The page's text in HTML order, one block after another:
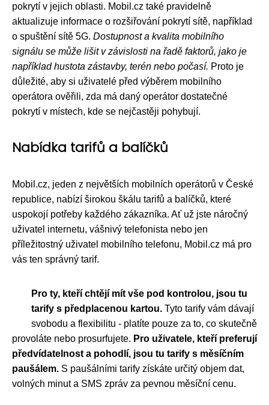
pokrytí v jejich oblasti. Mobil.cz také pravidelně
aktualizuje informace o rozšiřování pokrytí sítě, například
o spuštění sítě 5G. Dostupnost a kvalita mobilního
signálu se může lišit v závislosti na řadě faktorů, jako je
například hustota zástavby, terén nebo počasí. Proto je
důležité, aby si uživatelé před výběrem mobilního
operátora ověřili, zda má daný operátor dostatečné
pokrytí v místech, kde se nejčastěji pohybují.
Nabídka tarifů a balíčků
Mobil.cz, jeden z největších mobilních operátorů v České
republice, nabízí širokou škálu tarifů a balíčků, které
uspokojí potřeby každého zákazníka. Ať už jste náročný
uživatel internetu, vášnivý telefonista nebo jen
příležitostný uživatel mobilního telefonu, Mobil.cz má pro
vás ten správný tarif.
Pro ty, kteří chtějí mít vše pod kontrolou, jsou tu
tarify s předplacenou kartou. Tyto tarify vám dávají
svobodu a flexibilitu - platíte pouze za to, co skutečně
provoláte nebo prosurfujete. Pro uživatele, kteří preferují
předvídatelnost a pohodlí, jsou tu tarify s měsíčním
paušálem. S paušálními tarify získáte určitý objem dat,
volných minut a SMS zpráv za pevnou měsíční cenu.